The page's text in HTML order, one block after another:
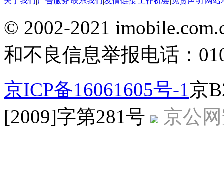
© 2002-2021
和不良信息举报电话：
京ICP备16061605号-1京
[2009]字第281号
京公